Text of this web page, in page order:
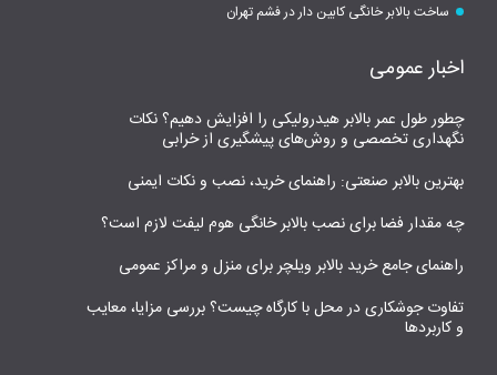
ساخت بالابر خانگی کابین دار در فشم تهران
اخبار عمومی
چطور طول عمر بالابر هیدرولیکی را افزایش دهیم؟ نکات
نگهداری تخصصی و روش‌های پیشگیری از خرابی
بهترین بالابر صنعتی: راهنمای خرید، نصب و نکات ایمنی
چه مقدار فضا برای نصب بالابر خانگی هوم لیفت لازم است؟
راهنمای جامع خرید بالابر ویلچر برای منزل و مراکز عمومی
تفاوت جوشکاری در محل با کارگاه چیست؟ بررسی مزایا، معایب
و کاربردها